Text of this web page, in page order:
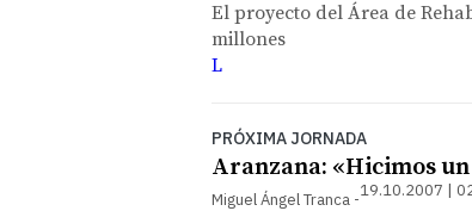
El proyecto del Área de
millones
L
PRÓXIMA JORNADA
Aranzana: «Hicimos
Miguel Ángel Tranca 19.10.2007 |